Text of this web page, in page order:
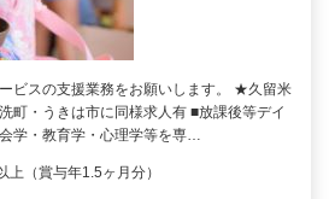
ビスの支援業務をお願いします。 ★久留米
町・うきは市に同様求人有 ■放課後等デイ
学・教育学・心理学等を専…
上（賞与年1.5ヶ月分）